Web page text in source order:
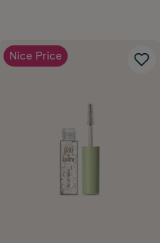
Nice Price